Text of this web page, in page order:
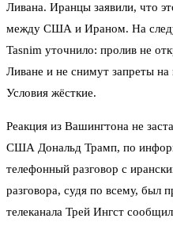
Ливана. Иранцы заявили, что
между США и Ираном. На
Tasnim уточнило: пролив не
Ливане и не снимут запреты
Условия жёсткие.
Реакция из Вашингтона не
США Дональд Трамп, по
телефонный разговор с
разговора, судя по всему, был
телеканала Трей Ингст